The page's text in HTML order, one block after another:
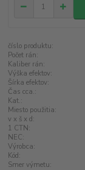
číslo produktu:
Počet rán:
Kaliber rán:
Výška efektov:
Šírka efektov:
Čas cca.:
Kat.:
Miesto použitia:
v x š x d:
1 CTN:
NEC:
Výrobca:
Kód:
Smer výmetu: